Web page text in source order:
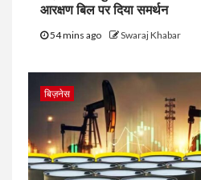
आरक्षण बिल पर दिया समर्थन
54 mins ago Swaraj Khabar
बिज़नेस